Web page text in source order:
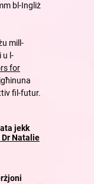
bl-Ingliż
mill-
u l-
for
jgħinuna
fil-futur.
jekk
Natalie